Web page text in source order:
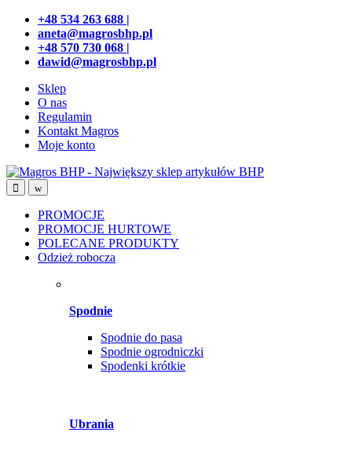
Przejdź
nawigacji
Przeskocz
treści
+48 534 263 688 |
aneta@magrosbhp.pl
+48 570 730 068 |
dawid@magrosbhp.pl
Sklep
O nas
Regulamin
Kontakt Magros
Moje konto
PROMOCJE
PROMOCJE HURTOWE
POLECANE PRODUKTY
Odzież robocza
Spodnie
Spodnie do pasa
Spodnie ogrodniczki
Spodenki krótkie
Ubrania